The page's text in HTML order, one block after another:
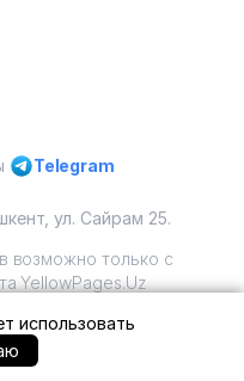
Telegram
ул. Сайрам 25.
возможно только с
YellowPages.Uz
2009 - 2026 / ООО
All rights reserved.
использовать